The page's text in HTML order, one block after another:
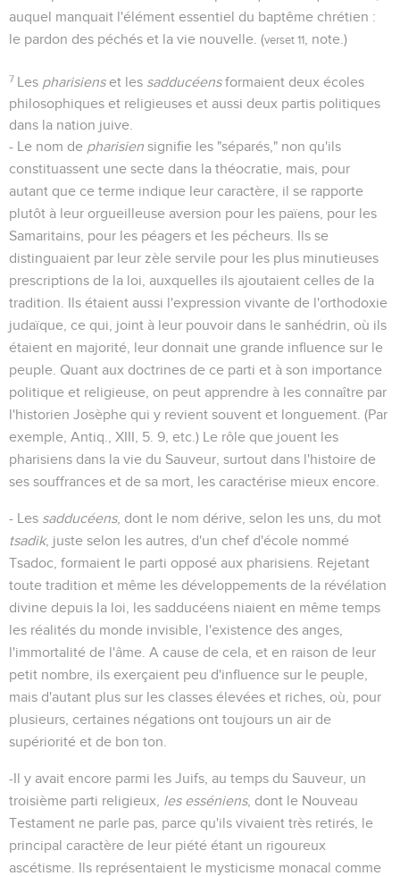
auquel manquait l'élément essentiel du baptême chrétien :
le pardon des péchés et la vie nouvelle. (verset 11 , note.)
7 Les pharisienset les sadducéensformaient deux écoles
philosophiques et religieuses et aussi deux partis politiques
dans la nation juive.
- Le nom de pharisien signifie les "séparés," non qu'ils
constituassent une secte dans la théocratie, mais, pour
autant que ce terme indique leur caractère, il se rapporte
plutôt à leur orgueilleuse aversion pour les païens, pour les
Samaritains, pour les péagers et les pécheurs. Ils se
distinguaient par leur zèle servile pour les plus minutieuses
prescriptions de la loi, auxquelles ils ajoutaient celles de la
tradition. Ils étaient aussi l'expression vivante de l'orthodoxie
judaïque, ce qui, joint à leur pouvoir dans le sanhédrin, où ils
étaient en majorité, leur donnait une grande influence sur le
peuple. Quant aux doctrines de ce parti et à son importance
politique et religieuse, on peut apprendre à les connaître par
l'historien Josèphe qui y revient souvent et longuement. (Par
exemple, Antiq., XIII, 5. 9, etc.) Le rôle que jouent les
pharisiens dans la vie du Sauveur, surtout dans l'histoire de
ses souffrances et de sa mort, les caractérise mieux encore.
- Les sadducéens, dont le nom dérive, selon les uns, du mot
tsadik, juste selon les autres, d'un chef d'école nommé
Tsadoc, formaient le parti opposé aux pharisiens. Rejetant
toute tradition et même les développements de la révélation
divine depuis la loi, les sadducéens niaient en même temps
les réalités du monde invisible, l'existence des anges,
l'immortalité de l'âme. A cause de cela, et en raison de leur
petit nombre, ils exerçaient peu d'influence sur le peuple,
mais d'autant plus sur les classes élevées et riches, où, pour
plusieurs, certaines négations ont toujours un air de
supériorité et de bon ton.
-Il y avait encore parmi les Juifs, au temps du Sauveur, un
troisième parti religieux, les esséniens, dont le Nouveau
Testament ne parle pas, parce qu'ils vivaient très retirés, le
principal caractère de leur piété étant un rigoureux
ascétisme. Ils représentaient le mysticisme monacal comme